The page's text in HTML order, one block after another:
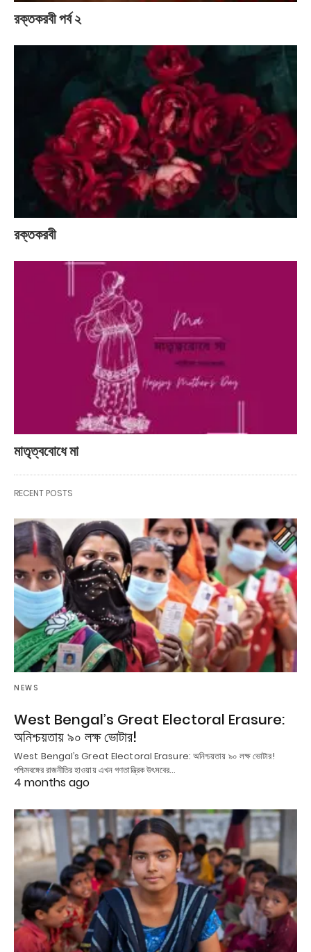
রক্তকরবী পর্ব ২
রক্তকরবী
মাতৃত্ববোধে মা
RECENT POSTS
NEWS
West Bengal’s Great Electoral Erasure:
অনিশ্চয়তায় ৯০ লক্ষ ভোটার!
West Bengal’s Great Electoral Erasure: অনিশ্চয়তায় ৯০ লক্ষ ভোটার!
পশ্চিমবঙ্গের রাজনীতির হাওয়ায় এখন গণতান্ত্রিক উৎসবের…
4 months ago